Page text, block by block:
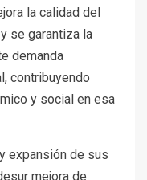
la calidad del
se garantiza la
demanda
contribuyendo
y social en esa
expansión de sus
mejora de